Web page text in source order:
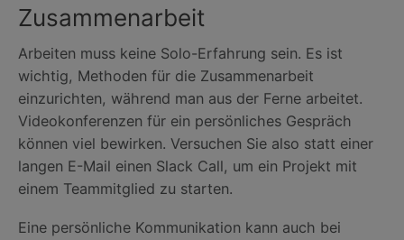
Zusammenarbeit
Arbeiten muss keine Solo-Erfahrung sein. Es ist
wichtig, Methoden für die Zusammenarbeit
einzurichten, während man aus der Ferne arbeitet.
Videokonferenzen für ein persönliches Gespräch
können viel bewirken. Versuchen Sie also statt einer
langen E-Mail einen Slack Call, um ein Projekt mit
einem Teammitglied zu starten.
Eine persönliche Kommunikation kann auch bei